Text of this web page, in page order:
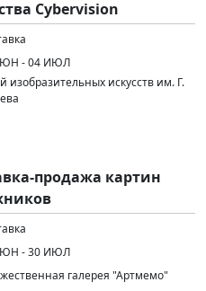
Cybervision
- 04 ИЮЛ
изобразительных искусств им. Г.
продажа картин
- 30 ИЮЛ
галерея "Артмемо"